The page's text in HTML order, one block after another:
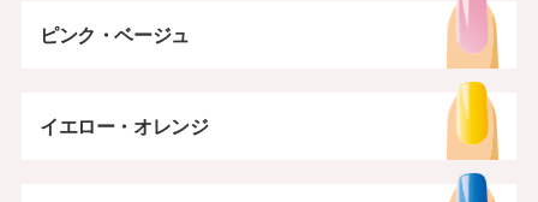
ピンク・ベージュ
イエロー・オレンジ